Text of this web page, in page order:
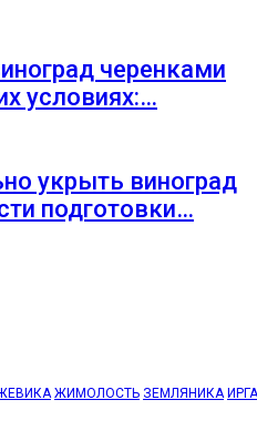
черенками
условиях:…
укрыть виноград
подготовки…
ЖИМОЛОСТЬ ЗЕМЛЯНИКА ИРГА